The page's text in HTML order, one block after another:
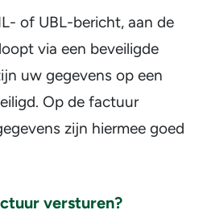
of UBL-bericht, aan de
via een beveiligde
uw gegevens op een
Op de factuur
zijn hiermee goed
versturen?